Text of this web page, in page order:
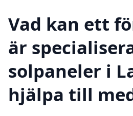
Vad kan ett
är
solpaneler i
hjälpa till